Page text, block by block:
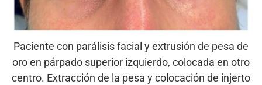
Paciente con parálisis facial y extrusión de pesa de
oro en párpado superior izquierdo, colocada en otro
centro. Extracción de la pesa y colocación de injerto